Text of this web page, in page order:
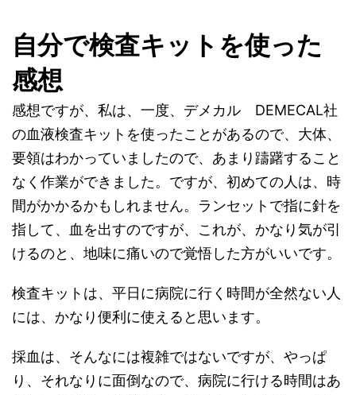
自分で検査キットを使った
感想
感想ですが、私は、一度、デメカル DEMECAL社
の血液検査キットを使ったことがあるので、大体、
要領はわかっていましたので、あまり躊躇すること
なく作業ができました。ですが、初めての人は、時
間がかかるかもしれません。ランセットで指に針を
指して、血を出すのですが、これが、かなり気が引
けるのと、地味に痛いので覚悟した方がいいです。
検査キットは、平日に病院に行く時間が全然ない人
には、かなり便利に使えると思います。
採血は、そんなには複雑ではないですが、やっぱ
り、それなりに面倒なので、病院に行ける時間はあ